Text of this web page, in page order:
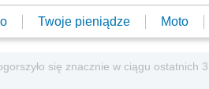
Twoje pieniądze Moto
się znacznie w ciągu